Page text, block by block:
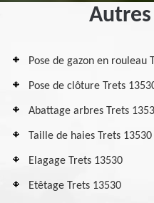
Pose de gazon en rouleau
Pose de clôture Trets
Abattage arbres Trets
Taille de haies Trets 13530
Elagage Trets 13530
Etêtage Trets 13530